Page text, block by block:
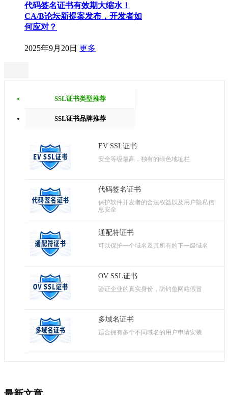
代码签名证书有效期大缩水！
CA/B论坛新提案发布，开发者如
何应对？
2025年9月20日 更多
SSL证书类型推荐
SSL证书品牌推荐
EV SSL证书
安全等级最高，独有的绿色地址栏
代码签名证书
保护软件开发者的合法权益以及用户隐私信
息安全
通配符证书
可以保护一个域名及其所有的下一级域名
OV SSL证书
验证企业的真实身份，防钓鱼网站假冒
多域名证书
适合拥有多个不同域名的用户申请安装